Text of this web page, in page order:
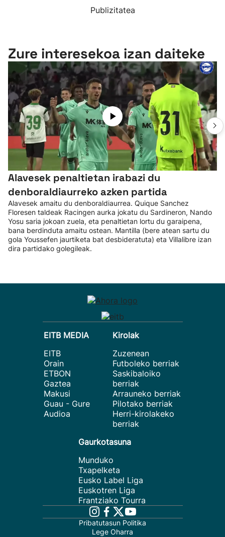
Publizitatea
Zure interesekoa izan daiteke
Alavesek penaltietan irabazi du
denboraldiaurreko azken partida
Alavesek amaitu du denboraldiaurrea. Quique Sanchez
Floresen taldeak Racingen aurka jokatu du Sardineron, Nando
Yosu saria jokoan zuela, eta penaltietan lortu du garaipena,
bana berdinduta amaitu ostean. Mantilla (bere atean sartu du
gola Youssefen jaurtiketa bat desbideratuta) eta Villalibre izan
dira partidako golegileak.
EITB MEDIA
EITB
Orain
ETBON
Gaztea
Makusi
Guau - Gure
Audioa
Kirolak
Zuzenean
Futboleko berriak
Saskibaloiko
berriak
Arrauneko berriak
Pilotako berriak
Herri-kirolakeko
berriak
Gaurkotasuna
Munduko
Txapelketa
Eusko Label Liga
Euskotren Liga
Frantziako Tourra
Pribatutasun Politika
Lege Oharra